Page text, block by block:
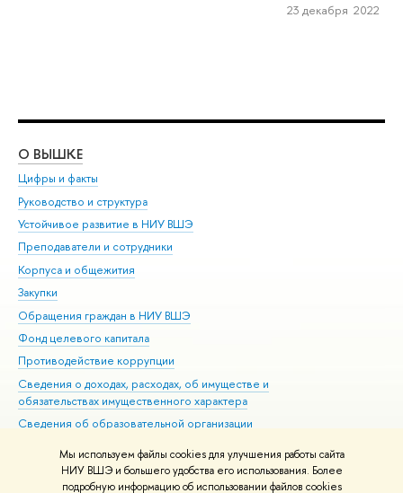
Мы используем файлы cookies для улучшения работы сайта
НИУ ВШЭ и большего удобства его использования. Более
подробную информацию об использовании файлов cookies
23 декабря 2022
О ВЫШКЕ
Цифры и факты
Руководство и структура
Устойчивое развитие в НИУ ВШЭ
Преподаватели и сотрудники
Корпуса и общежития
Закупки
Обращения граждан в НИУ ВШЭ
Фонд целевого капитала
Противодействие коррупции
Сведения о доходах, расходах, об имуществе и
обязательствах имущественного характера
Сведения об образовательной организации
Людям с ограниченными возможностями здоровья
Единая платежная страница